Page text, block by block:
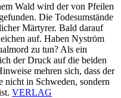
Wald wird der von Pfeilen
Die Todesumstände
Märtyrer. Bald darauf
auf. Haben Nyström
zu tun? Als ein
der Druck auf die beiden
mehren sich, dass der
nicht in Schweden, sondern
VERLAG